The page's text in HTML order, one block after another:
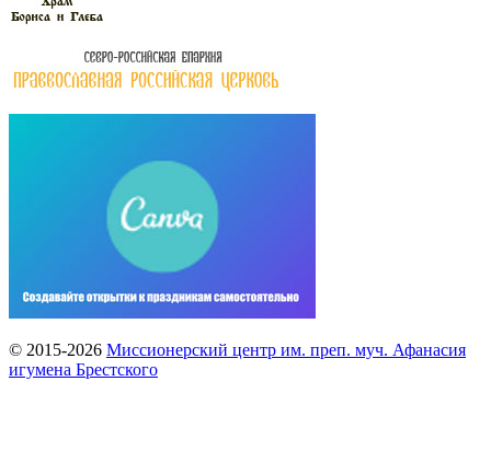
© 2015-2026 Миссионерский центр им. преп. муч. Афанасия
игумена Брестского